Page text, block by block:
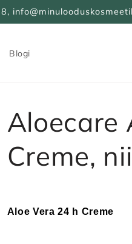
Blogi
Aloecare
Creme,
Aloe Vera 24